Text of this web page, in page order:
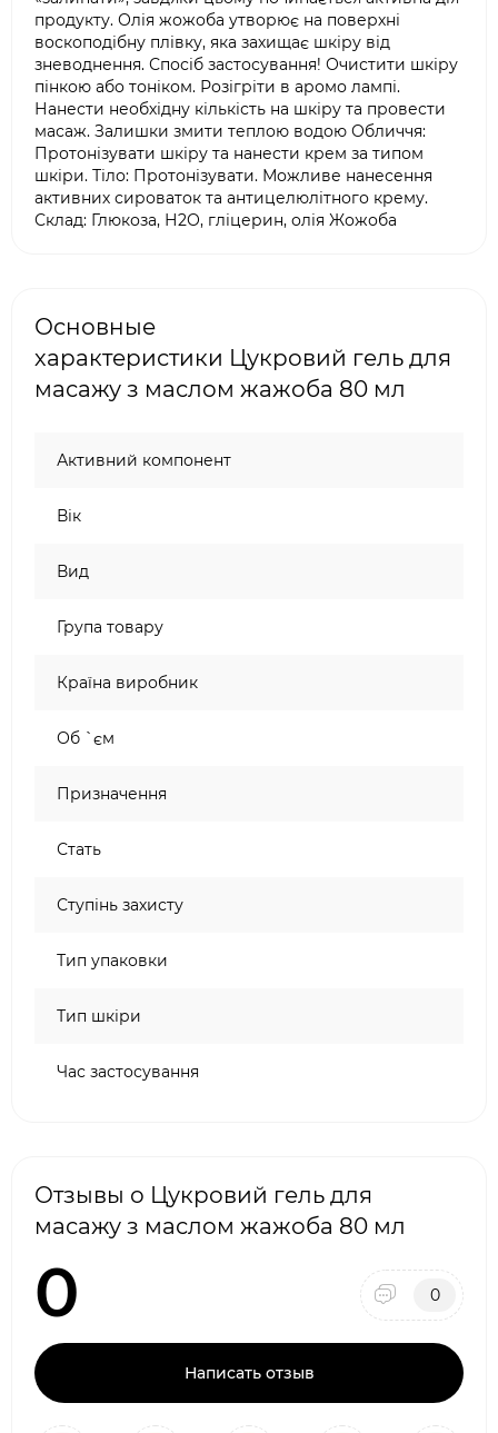
продукту. Олія жожоба утворює на поверхні
воскоподібну плівку, яка захищає шкіру від
зневоднення. Спосіб застосування! Очистити шкіру
пінкою або тоніком. Розігріти в аромо лампі.
Нанести необхідну кількість на шкіру та провести
масаж. Залишки змити теплою водою Обличчя:
Протонізувати шкіру та нанести крем за типом
шкіри. Тіло: Протонізувати. Можливе нанесення
активних сироваток та антицелюлітного крему.
Склад: Глюкоза, Н2О, гліцерин, олія Жожоба
Основные
характеристики Цукровий гель для
масажу з маслом жажоба 80 мл
Активний компонент
Вік
Вид
Група товару
Країна виробник
Об `єм
Призначення
Стать
Ступінь захисту
Тип упаковки
Тип шкіри
Час застосування
Отзывы о Цукровий гель для
масажу з маслом жажоба 80 мл
0 0
Написать отзыв